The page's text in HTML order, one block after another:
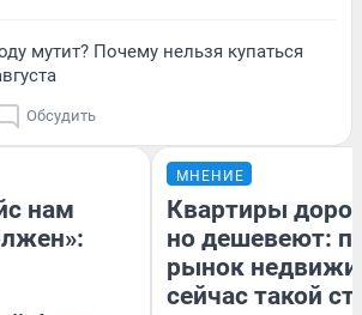
мутит? Почему нельзя купаться
Обсудить
нам
МНЕНИЕ
Квартиры
но дешевеют:
рынок
сейчас такой